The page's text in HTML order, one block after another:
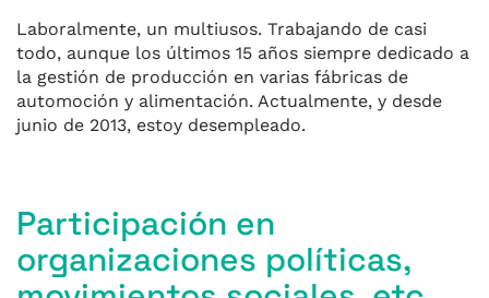
Laboralmente, un multiusos. Trabajando de casi
todo, aunque los últimos 15 años siempre dedicado a
la gestión de producción en varias fábricas de
automoción y alimentación. Actualmente, y desde
junio de 2013, estoy desempleado.
Participación en
organizaciones políticas,